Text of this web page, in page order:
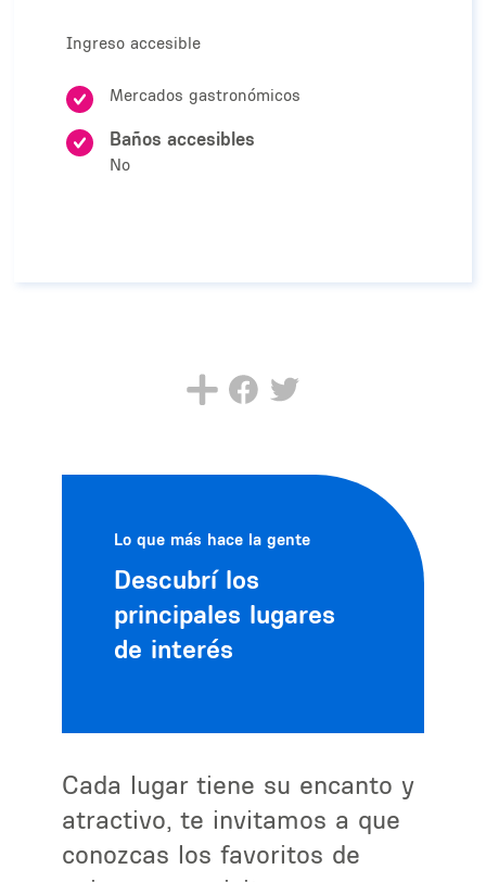
Ingreso accesible
Mercados gastronómicos
Baños accesibles
No
Lo que más hace la gente
Descubrí los
principales lugares
de interés
Cada lugar tiene su encanto y
atractivo, te invitamos a que
conozcas los favoritos de